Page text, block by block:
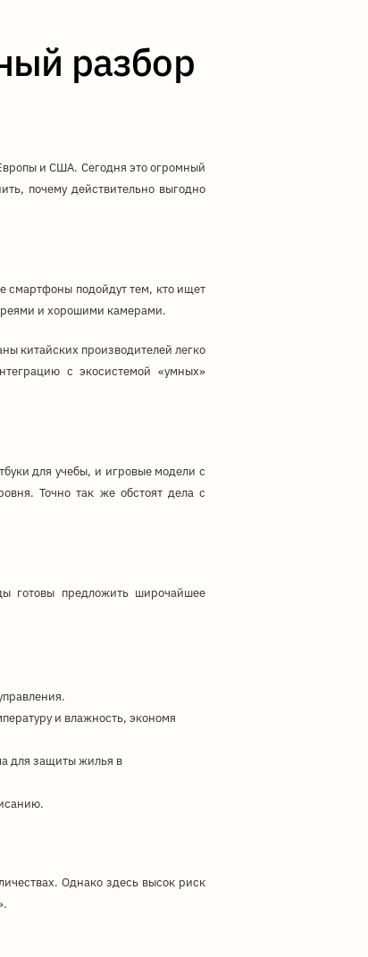
разбор
и США. Сегодня это огромный
почему действительно выгодно
смартфоны подойдут тем, кто ищет
и хорошими камерами.
китайских производителей легко
с экосистемой «умных»
для учебы, и игровые модели с
Точно так же обстоят дела с
готовы предложить широчайшее
и влажность, экономя
для защиты жилья в
Однако здесь высок риск